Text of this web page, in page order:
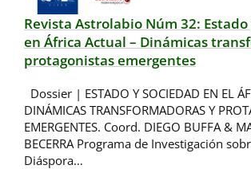
Revista Astrolabio Núm 32: Estado
en África Actual – Dinámicas
protagonistas emergentes
Dossier | ESTADO Y SOCIEDAD EN EL
DINÁMICAS TRANSFORMADORAS Y
EMERGENTES. Coord. DIEGO BUFFA &
BECERRA Programa de Investigación
Diáspora…